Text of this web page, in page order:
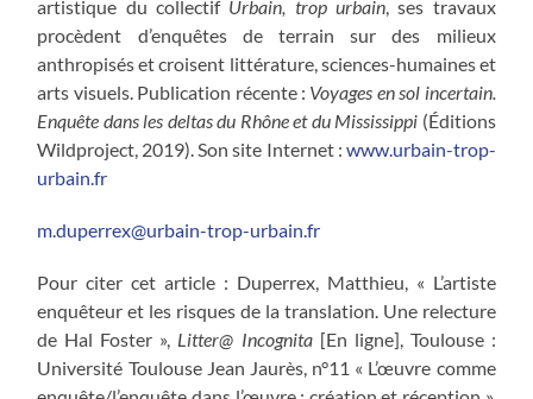
artistique du collectif Urbain, trop urbain , ses travaux
procèdent d’enquêtes de terrain sur des milieux
anthropisés et croisent littérature, sciences-humaines et
arts visuels. Publication récente : Voyages en sol incertain.
Enquête dans les deltas du Rhône et du Mississippi (Éditions
Wildproject, 2019). Son site Internet : www.urbain-trop-
urbain.fr
m.duperrex@urbain-trop-urbain.fr
Pour citer cet article : Duperrex, Matthieu, « L’artiste
enquêteur et les risques de la translation. Une relecture
de Hal Foster », Litter@ Incognita [En ligne], Toulouse :
Université Toulouse Jean Jaurès, n°11 « L’œuvre comme